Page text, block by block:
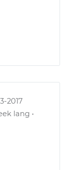
2017
lang •